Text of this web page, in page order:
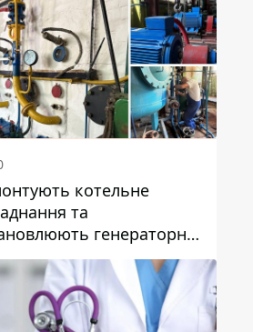
котельне
та
генераторні
як у Дніпрі
до
сезону